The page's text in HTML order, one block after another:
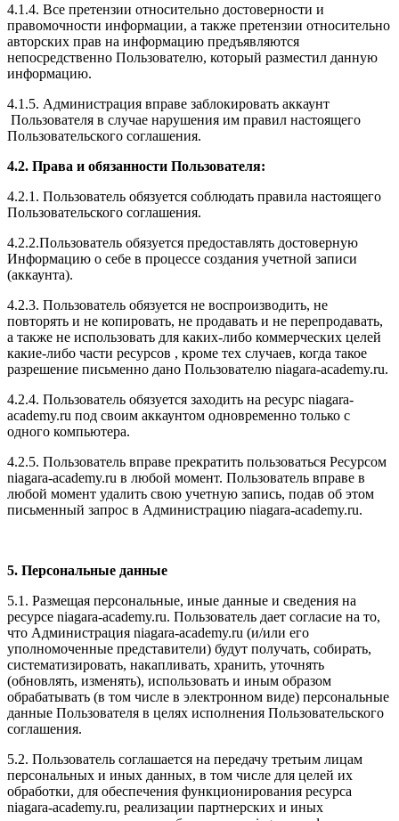
4.1.4. Все претензии относительно достоверности и
правомочности информации, а также претензии относительно
авторских прав на информацию предъявляются
непосредственно Пользователю, который разместил данную
информацию.
4.1.5. Администрация вправе заблокировать аккаунт
Пользователя в случае нарушения им правил настоящего
Пользовательского соглашения.
4.2. Права и обязанности Пользователя:
4.2.1. Пользователь обязуется соблюдать правила настоящего
Пользовательского соглашения.
4.2.2.Пользователь обязуется предоставлять достоверную
Информацию о себе в процессе создания учетной записи
(аккаунта).
4.2.3. Пользователь обязуется не воспроизводить, не
повторять и не копировать, не продавать и не перепродавать,
а также не использовать для каких-либо коммерческих целей
какие-либо части ресурсов , кроме тех случаев, когда такое
разрешение письменно дано Пользователю niagara-academy.ru.
4.2.4. Пользователь обязуется заходить на ресурс niagara-
academy.ru под своим аккаунтом одновременно только с
одного компьютера.
4.2.5. Пользователь вправе прекратить пользоваться Ресурсом
niagara-academy.ru в любой момент. Пользователь вправе в
любой момент удалить свою учетную запись, подав об этом
письменный запрос в Администрацию niagara-academy.ru.
5. Персональные данные
5.1. Размещая персональные, иные данные и сведения на
ресурсе niagara-academy.ru. Пользователь дает согласие на то,
что Администрация niagara-academy.ru (и/или его
уполномоченные представители) будут получать, собирать,
систематизировать, накапливать, хранить, уточнять
(обновлять, изменять), использовать и иным образом
обрабатывать (в том числе в электронном виде) персональные
данные Пользователя в целях исполнения Пользовательского
соглашения.
5.2. Пользователь соглашается на передачу третьим лицам
персональных и иных данных, в том числе для целей их
обработки, для обеспечения функционирования ресурса
niagara-academy.ru, реализации партнерских и иных